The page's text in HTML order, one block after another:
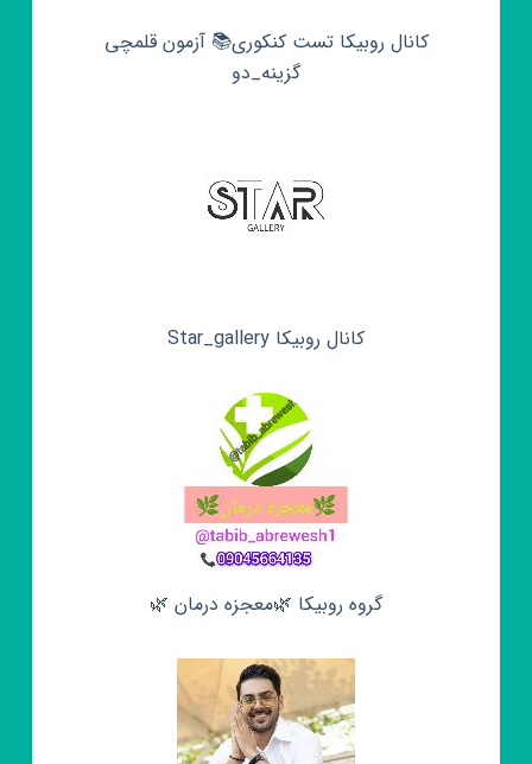
کانال روبیکا تست کنکوری📚 آزمون قلمچی‌‌
گزینه_دو
کانال روبیکا Star_gallery
گروه روبیکا 🌿معجزه درمان 🌿